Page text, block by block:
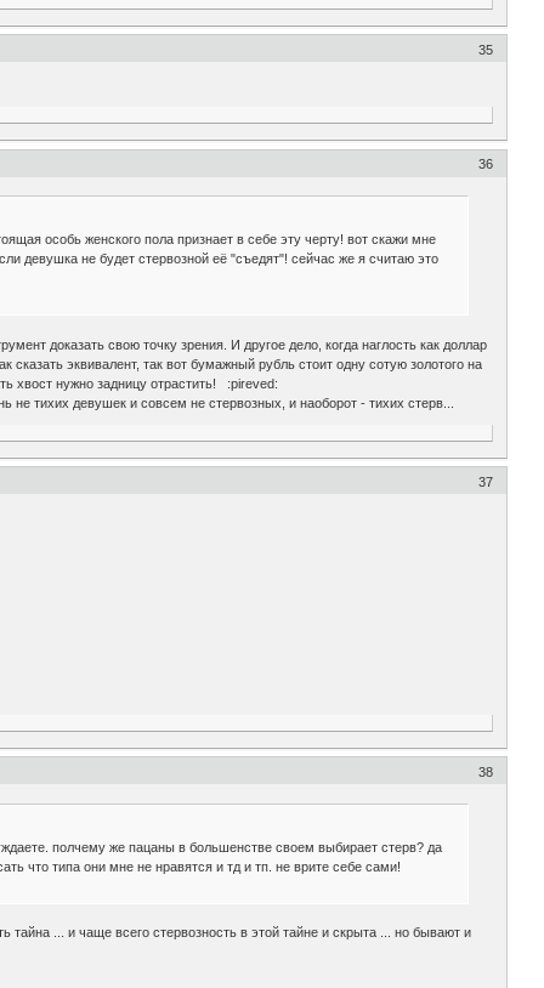
35
36
особь женского пола признает в себе эту черту! вот скажи мне
девушка не будет стервозной её "съедят"! сейчас же я считаю это
доказать свою точку зрения. И другое дело, когда наглость как доллар
эквивалент, так вот бумажный рубль стоит одну сотую золотого на
хвост нужно задницу отрастить! :pireved:
тихих девушек и совсем не стервозных, и наоборот - тихих стерв...
37
38
полчему же пацаны в большенстве своем выбирает стерв? да
что типа они мне не нравятся и тд и тп. не врите себе сами!
... и чаще всего стервозность в этой тайне и скрыта ... но бывают и